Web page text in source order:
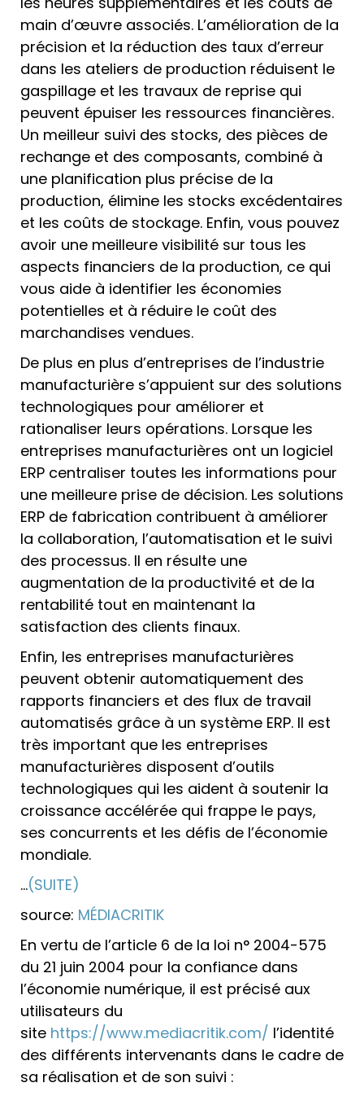
main d’œuvre associés. L’amélioration de la
précision et la réduction des taux d’erreur
dans les ateliers de production réduisent le
gaspillage et les travaux de reprise qui
peuvent épuiser les ressources financières.
Un meilleur suivi des stocks, des pièces de
rechange et des composants, combiné à
une planification plus précise de la
production, élimine les stocks excédentaires
et les coûts de stockage. Enfin, vous pouvez
avoir une meilleure visibilité sur tous les
aspects financiers de la production, ce qui
vous aide à identifier les économies
potentielles et à réduire le coût des
marchandises vendues.
De plus en plus d’entreprises de l’industrie
manufacturière s’appuient sur des solutions
technologiques pour améliorer et
rationaliser leurs opérations. Lorsque les
entreprises manufacturières ont un logiciel
ERP centraliser toutes les informations pour
une meilleure prise de décision. Les solutions
ERP de fabrication contribuent à améliorer
la collaboration, l’automatisation et le suivi
des processus. Il en résulte une
augmentation de la productivité et de la
rentabilité tout en maintenant la
satisfaction des clients finaux.
Enfin, les entreprises manufacturières
peuvent obtenir automatiquement des
rapports financiers et des flux de travail
automatisés grâce à un système ERP. Il est
très important que les entreprises
manufacturières disposent d’outils
technologiques qui les aident à soutenir la
croissance accélérée qui frappe le pays,
ses concurrents et les défis de l’économie
mondiale.
…(SUITE)
source: MÉDIACRITIK
En vertu de l’article 6 de la loi n° 2004-575
du 21 juin 2004 pour la confiance dans
l’économie numérique, il est précisé aux
utilisateurs du
site https://www.mediacritik.com/ l’identité
des différents intervenants dans le cadre de
sa réalisation et de son suivi :